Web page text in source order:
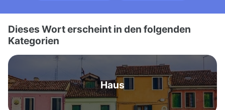
Dieses Wort erscheint in den folgenden
Kategorien
Haus